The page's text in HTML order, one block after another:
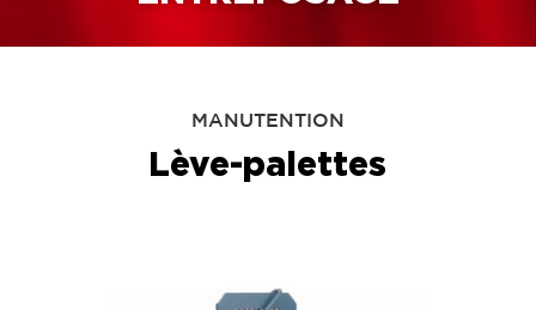
MANUTENTION
Lève-palettes